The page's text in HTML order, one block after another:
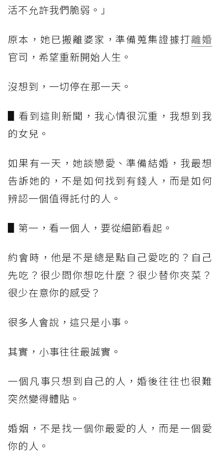
活不允許我們脆弱。」
原本，她已搬離婆家，準備蒐集證據打離婚
官司，希望重新開始人生。
沒想到，一切停在那一天。
▋看到這則新聞，我心情很沉重，我想到我
的女兒。
如果有一天，她談戀愛、準備結婚，我最想
告訴她的，不是如何找到有錢人，而是如何
辨認一個值得託付的人。
▋第一，看一個人，要從細節看起。
約會時，他是不是總是點自己愛吃的？自己
先吃？很少問你想吃什麼？很少替你夾菜？
很少在意你的感受？
很多人會說，這只是小事。
其實，小事往往最誠實。
一個凡事只想到自己的人，婚後往往也很難
突然變得體貼。
婚姻，不是找一個你最愛的人，而是一個愛
你的人。